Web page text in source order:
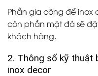
Phần gia công đế inox
còn phần mặt đá sẽ
khách hàng.
2. Thông số kỹ thuật
inox decor